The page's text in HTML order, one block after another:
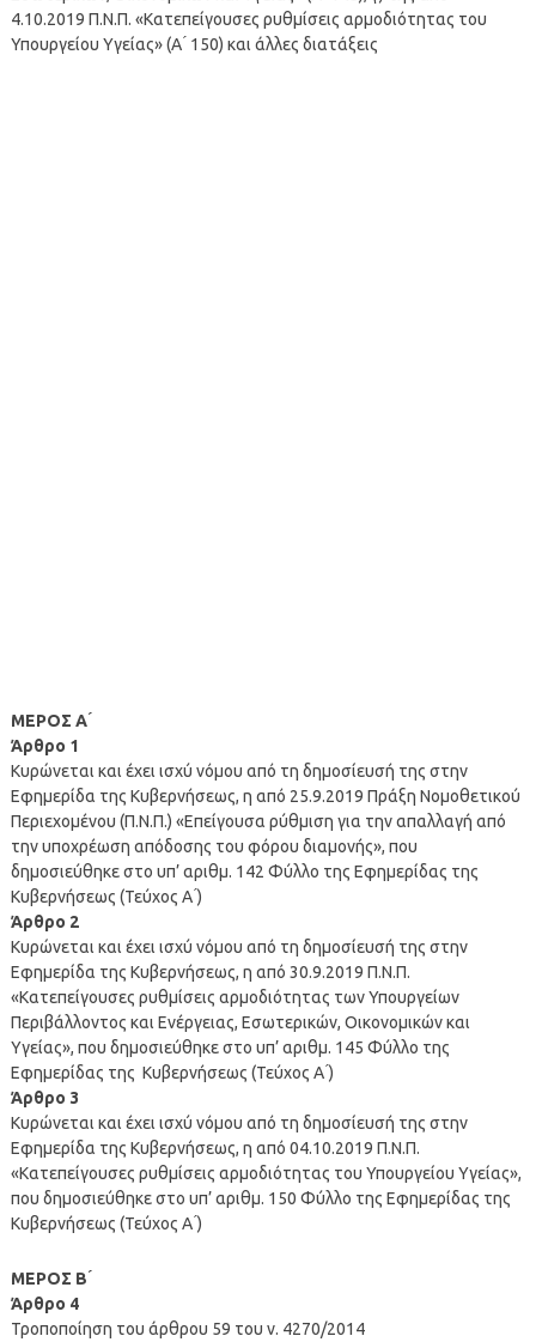
4.10.2019 Π.Ν.Π. «Κατεπείγουσες ρυθμίσεις αρμοδιότητας του
Υπουργείου Υγείας» (Α ́ 150) και άλλες διατάξεις
ΜΕΡΟΣ Α ́
Άρθρο 1
Κυρώνεται και έχει ισχύ νόμου από τη δημοσίευσή της στην
Εφημερίδα της Κυβερνήσεως, η από 25.9.2019 Πράξη Νομοθετικού
Περιεχομένου (Π.Ν.Π.) «Επείγουσα ρύθμιση για την απαλλαγή από
την υποχρέωση απόδοσης του φόρου διαμονής», που
δημοσιεύθηκε στο υπ’ αριθμ. 142 Φύλλο της Εφημερίδας της
Κυβερνήσεως (Τεύχος Α ́)
Άρθρο 2
Κυρώνεται και έχει ισχύ νόμου από τη δημοσίευσή της στην
Εφημερίδα της Κυβερνήσεως, η από 30.9.2019 Π.Ν.Π.
«Κατεπείγουσες ρυθμίσεις αρμοδιότητας των Υπουργείων
Περιβάλλοντος και Ενέργειας, Εσωτερικών, Οικονομικών και
Υγείας», που δημοσιεύθηκε στο υπ’ αριθμ. 145 Φύλλο της
Εφημερίδας της Κυβερνήσεως (Τεύχος Α ́)
Άρθρο 3
Κυρώνεται και έχει ισχύ νόμου από τη δημοσίευσή της στην
Εφημερίδα της Κυβερνήσεως, η από 04.10.2019 Π.Ν.Π.
«Κατεπείγουσες ρυθμίσεις αρμοδιότητας του Υπουργείου Υγείας»,
που δημοσιεύθηκε στο υπ’ αριθμ. 150 Φύλλο της Εφημερίδας της
Κυβερνήσεως (Τεύχος Α ́)
ΜΕΡΟΣ Β ́
Άρθρο 4
Τροποποίηση του άρθρου 59 του ν. 4270/2014